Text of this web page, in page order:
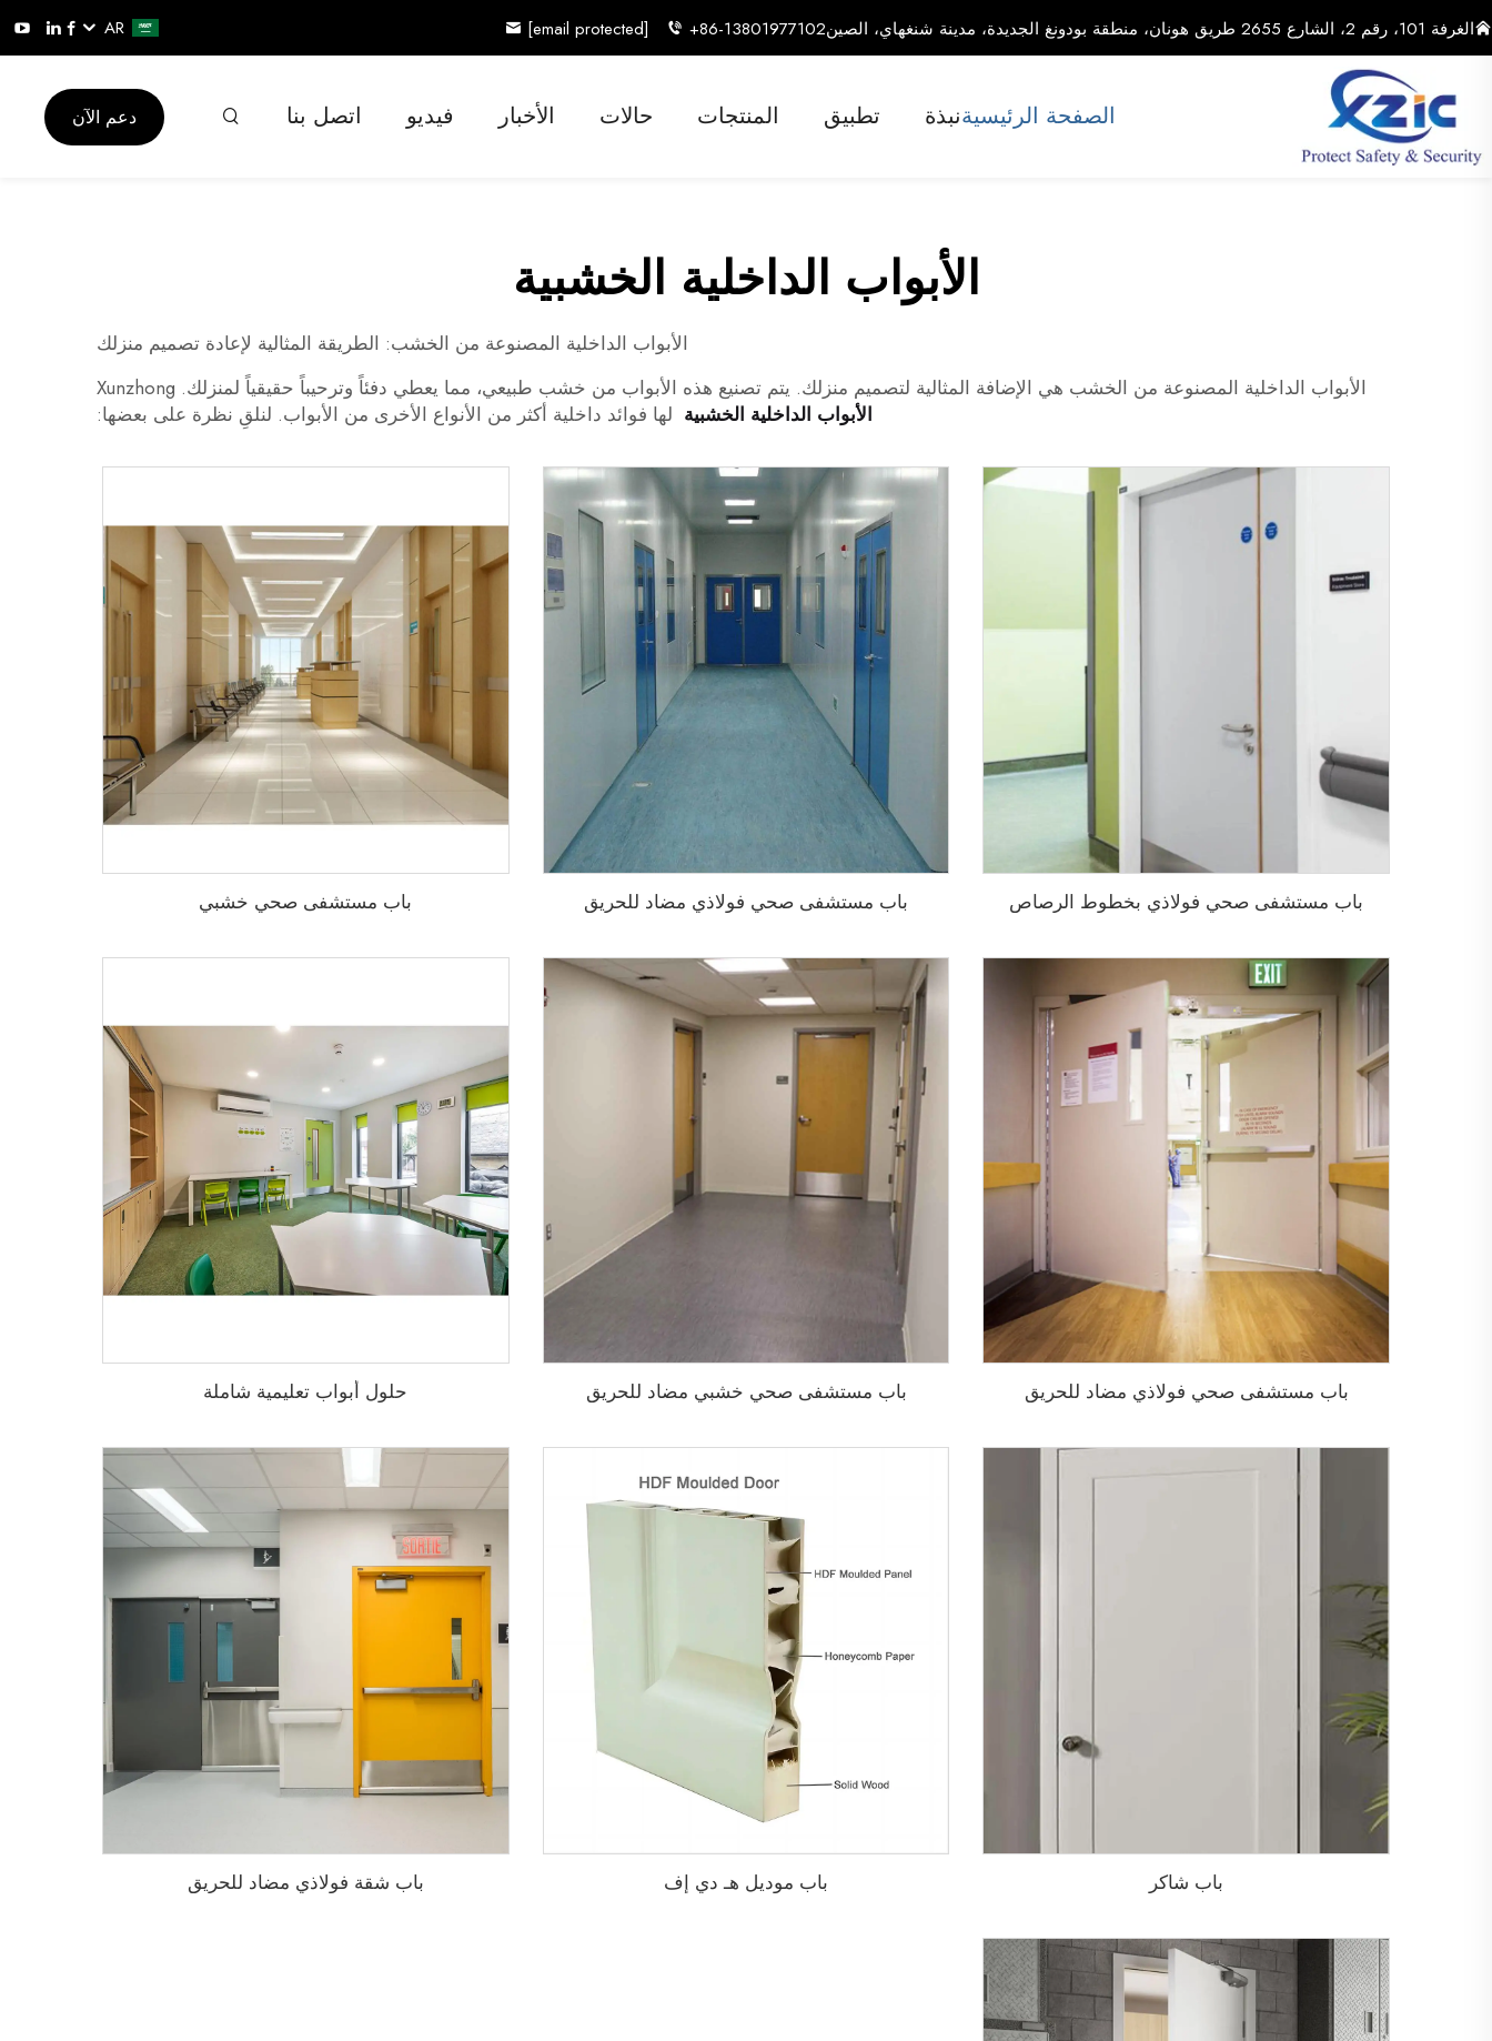
الغرفة 101، رقم 2، الشارع 2655 طريق هونان، منطقة بودونغ الجديدة، مدينة شنغهاي، الصين +86-13801977102
[email protected]
AR
الصفحة الرئيسيةنبذة تطبيق المنتجات حالات الأخبار فيديو اتصل بنا دعم الآن
الأبواب الداخلية الخشبية
الأبواب الداخلية المصنوعة من الخشب: الطريقة المثالية لإعادة تصميم منزلك
الأبواب الداخلية المصنوعة من الخشب هي الإضافة المثالية لتصميم منزلك. يتم تصنيع هذه الأبواب من خشب طبيعي، مما يعطي دفئاً وترحيباً حقيقياً لمنزلك. Xunzhong
الأبواب الداخلية الخشبية لها فوائد داخلية أكثر من الأنواع الأخرى من الأبواب. لنلقِ نظرة على بعضها:
باب مستشفى صحي فولاذي بخطوط الرصاص باب مستشفى صحي فولاذي مضاد للحريق باب مستشفى صحي خشبي
باب مستشفى صحي فولاذي مضاد للحريق باب مستشفى صحي خشبي مضاد للحريق حلول أبواب تعليمية شاملة
باب شاكر باب موديل هـ دي إف باب شقة فولاذي مضاد للحريق